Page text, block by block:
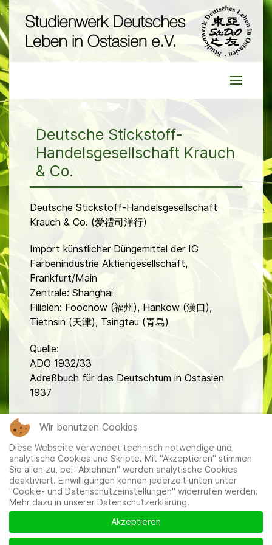
Deutsche Stickstoff-
Handelsgesellschaft Krauch
& Co.
Deutsche Stickstoff-Handelsgesellschaft
Krauch & Co. (爱禮司洋行)
Import künstlicher Düngemittel der IG
Farbenindustrie Aktiengesellschaft,
Frankfurt/Main
Zentrale: Shanghai
Filialen: Foochow (福州), Hankow (漢口),
Tietnsin (天津), Tsingtau (青島)
Quelle:
ADO 1932/33
Adreßbuch für das Deutschtum in Ostasien
1937
Mitglieder|Impressum|Datenschutzerklärung|Cookie-
und Datenschutzeinstellungen
Wir benutzen Cookies
Diese Webseite verwendet technisch notwendige und
analytische Cookies und Skripte. Mit "Akzeptieren" stimmen
Sie allen zu, bei "Ablehnen" werden analytische Cookies
deaktiviert. Einwilligungen können jederzeit unten unter
"Cookie- und Datenschutzeinstellungen" widerrufen werden.
Mehr dazu in unserer Datenschutzerklärung.
Akzeptieren